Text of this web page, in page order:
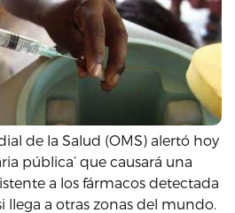
de la Salud (OMS) alertó hoy
pública’ que causará una
a los fármacos detectada
llega a otras zonas del mundo.